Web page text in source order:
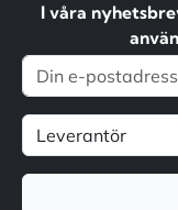
I våra